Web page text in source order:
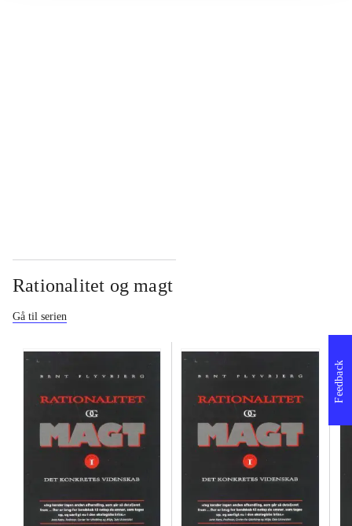
Rationalitet og magt
Gå til serien
Feedback